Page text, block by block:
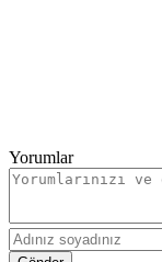
Yorumlar